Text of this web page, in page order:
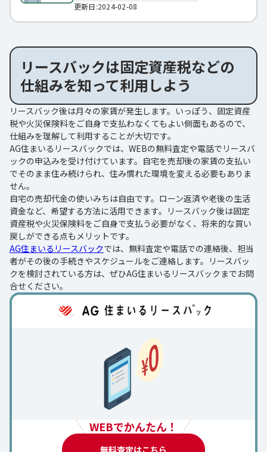
更新日:2024-02-08
リースバックは固定資産税などの
仕組みを知って利用しよう
リースバック後は月々の家賃が発生します。いっぽう、固定資産
税や火災保険料をご自身で支払わなくてもよい側面もあるので、
仕組みを理解して利用することが大切です。
AG住まいるリースバックでは、WEBの無料査定や電話でリースバ
ックの申込みを受け付けています。自宅を売却後の家賃の支払い
でそのまま住み続けられ、住み慣れた環境を変える必要もありま
せん。
自宅の売却代金の使いみちは自由です。ローン返済や老後の生活
資金など、希望する方法に活用できます。リースバック後は固定
資産税や火災保険料をご自身で支払う必要がなく、将来的な買い
戻しができる点もメリットです。
AG住まいるリースバックでは、無料査定や電話での連絡後、担当
者がその後の手続きやスケジュールをご連絡します。リースバッ
クを検討されている方は、ぜひAG住まいるリースバックまでお問
合せください。
WEBでかんたん！
無料査定はこちら